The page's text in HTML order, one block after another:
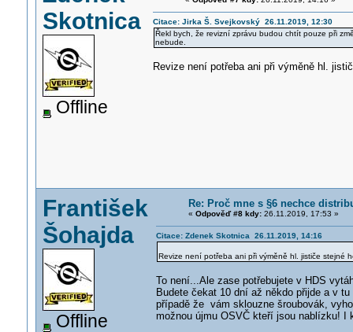
Skotnica
Offline
Citace: Jirka Š. Svejkovský 26.11.2019, 12:30
Řekl bych, že revizní zprávu budou chtít pouze při
nebude.
Revize není potřeba ani při výměně hl.
František
Šohajda
Offline
Re: Proč mne s §6 nechce
« Odpověď #8 kdy:26.11.2019, 17:53 »
Citace: Zdenek Skotnica 26.11.2019, 14:16
Revize není potřeba ani při výměně hl. jističe stejné
To není...Ale zase potřebujete v HDS
Budete čekat 10 dní až někdo přijde a v
případě že vám sklouzne šroubovák,
možnou újmu OSVČ kteří jsou nablízku!